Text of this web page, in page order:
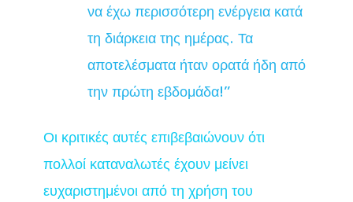
να έχω περισσότερη ενέργεια κατά
τη διάρκεια της ημέρας. Τα
αποτελέσματα ήταν ορατά ήδη από
την πρώτη εβδομάδα!”
Οι κριτικές αυτές επιβεβαιώνουν ότι
πολλοί καταναλωτές έχουν μείνει
ευχαριστημένοι από τη χρήση του